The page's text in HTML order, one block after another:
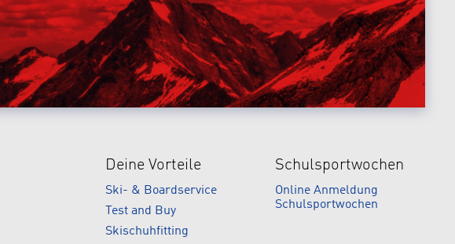
Deine Vorteile
Ski- & Boardservice
Test and Buy
Skischuhfitting
Schulsportwochen
Online Anmeldung
Schulsportwochen